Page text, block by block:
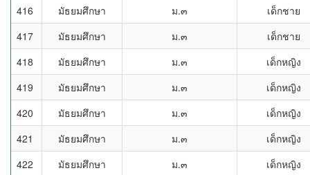
416
มัธยมศึกษา ม.๓
เด็กชาย
417
มัธยมศึกษา ม.๓
เด็กชาย
418
มัธยมศึกษา ม.๓
เด็กหญิง
419
มัธยมศึกษา ม.๓
เด็กหญิง
420
มัธยมศึกษา ม.๓
เด็กหญิง
421
มัธยมศึกษา ม.๓
เด็กหญิง
422
มัธยมศึกษา ม.๓ เด็กหญิง